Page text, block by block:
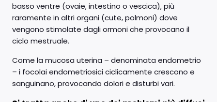
basso ventre (ovaie, intestino o vescica), più
raramente in altri organi (cute, polmoni) dove
vengono stimolate dagli ormoni che provocano il
ciclo mestruale.
Come la mucosa uterina – denominata endometrio
– i focolai endometriosici ciclicamente crescono e
sanguinano, provocando dolori e disturbi vari.